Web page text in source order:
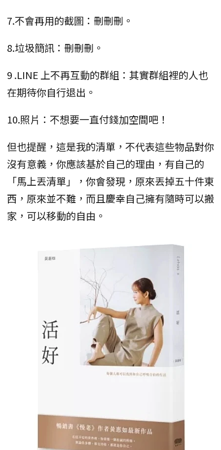
7.不會再用的截圖：刪刪刪。
8.垃圾簡訊：刪刪刪。
9 .LINE 上不再互動的群組：其實群組裡的人也
在期待你自行退出。
10.照片：不想要一直付錢加空間吧！
但也提醒，這是我的清單，不代表這些物品對你
沒有意義，你應該基於自己的理由，有自己的
「馬上丟清單」，你會發現，原來丟掉五十件東
西，原來並不難，而且慶幸自己擁有隨時可以搬
家，可以移動的自由。